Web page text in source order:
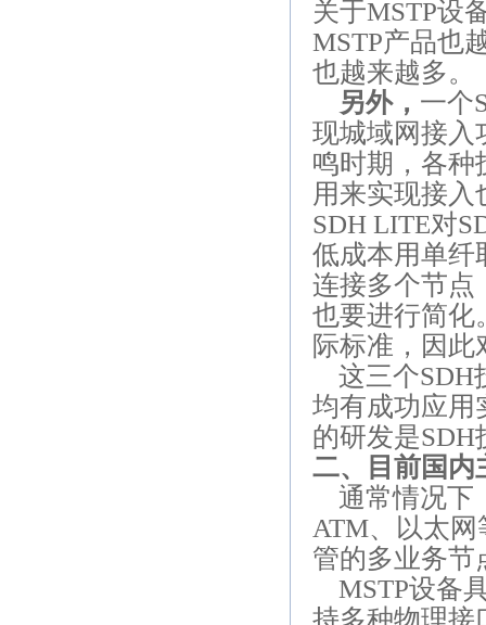
关于MSTP设
MSTP产品也
也越来越多。
另外， 一个
现城域网接入
鸣时期，各种
用来实现接
SDH LITE对
低成本用单纤
连接多个节点
也要进行简化
际标准，因
这三个SDH
均有成功应用
的研发是SDH
二、目前国内
通常情况下
ATM、以太
管的多业务节
MSTP设备
持多种物理接